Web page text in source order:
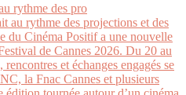
rythme des pro